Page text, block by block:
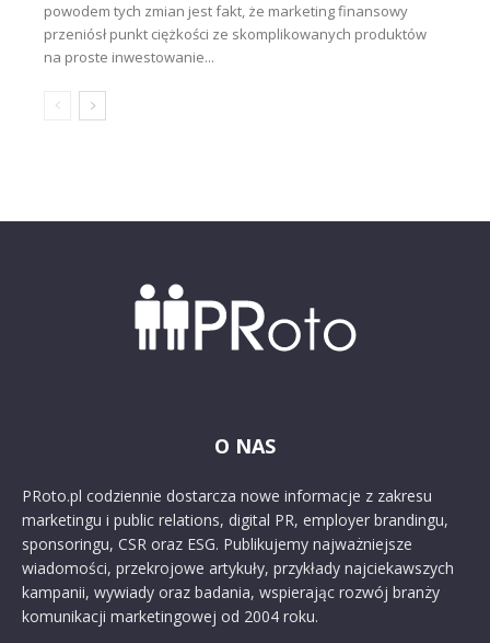
powodem tych zmian jest fakt, że marketing finansowy
przeniósł punkt ciężkości ze skomplikowanych produktów
na proste inwestowanie...
O NAS
PRoto.pl codziennie dostarcza nowe informacje z zakresu
marketingu i public relations, digital PR, employer brandingu,
sponsoringu, CSR oraz ESG. Publikujemy najważniejsze
wiadomości, przekrojowe artykuły, przykłady najciekawszych
kampanii, wywiady oraz badania, wspierając rozwój branży
komunikacji marketingowej od 2004 roku.